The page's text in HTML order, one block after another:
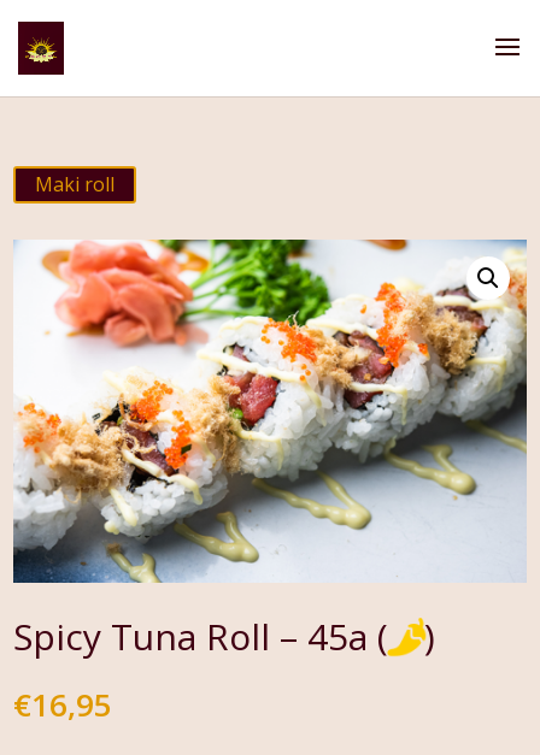
Maki roll
Spicy Tuna Roll – 45a ( )
€16,95